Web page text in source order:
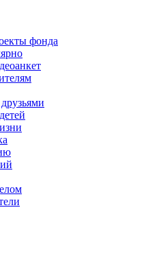
фонда